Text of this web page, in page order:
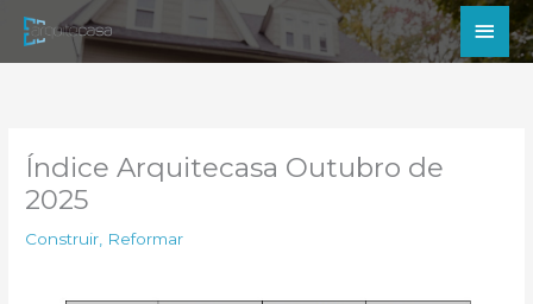
para
Índice Arquitecasa Outubro de
2025
Construir Reformar